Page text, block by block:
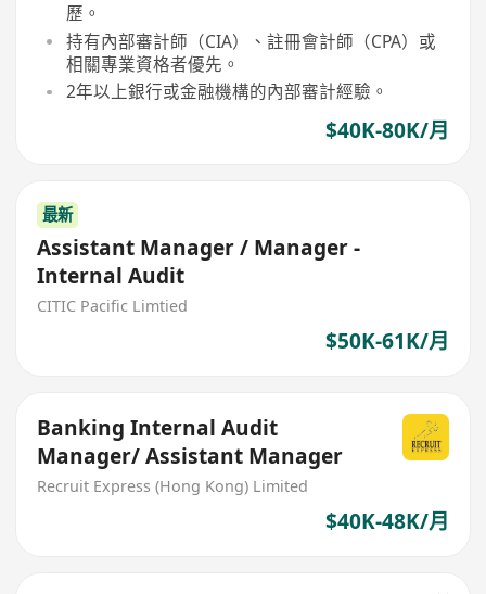
歷。
持有內部審計師（CIA）、註冊會計師（CPA）或
相關專業資格者優先。
2年以上銀行或金融機構的內部審計經驗。
$40K-80K/月
最新
Assistant Manager / Manager -
Internal Audit
CITIC Pacific Limtied
$50K-61K/月
Banking Internal Audit
Manager/ Assistant Manager
Recruit Express (Hong Kong) Limited
$40K-48K/月